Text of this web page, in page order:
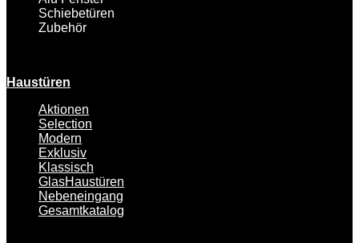
Schiebetüren
Zubehör
Haustüren
Aktionen
Selection
Modern
Exklusiv
Klassisch
GlasHaustüren
Nebeneingang
Gesamtkatalog